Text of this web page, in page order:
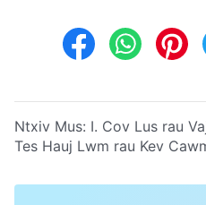
Ntxiv Mus: I. Cov Lus rau
Tes Hauj Lwm rau Kev